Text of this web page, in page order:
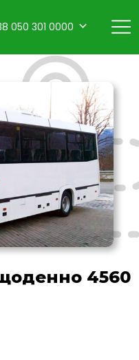
050 301 0000
4560